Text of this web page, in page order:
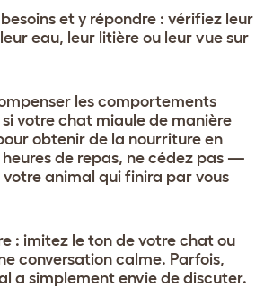
besoins et y répondre : vérifiez leur
eau, leur litière ou leur vue sur
les comportements
votre chat miaule de manière
obtenir de la nourriture en
heures de repas, ne cédez pas —
votre animal qui finira par vous
: imitez le ton de votre chat ou
conversation calme. Parfois,
a simplement envie de discuter.